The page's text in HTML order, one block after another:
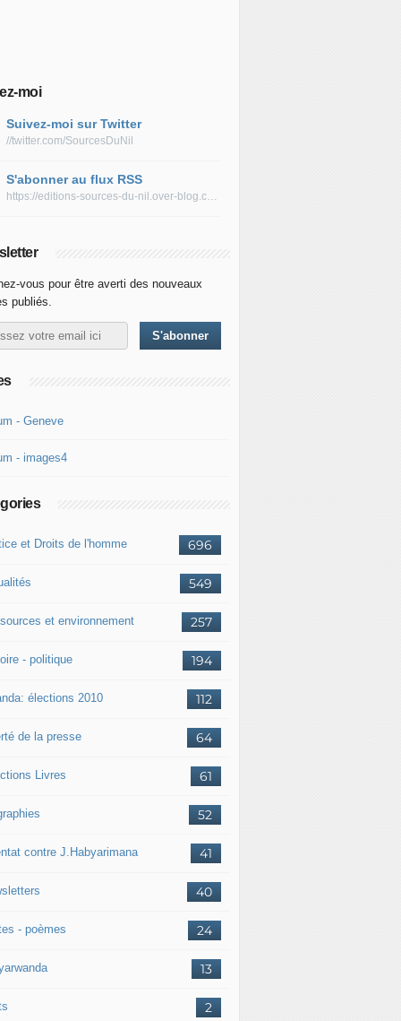
moi
Suivez-moi sur Twitter
//twitter.com/SourcesDuNil
S'abonner au flux RSS
https://editions-sources-du-nil.over-blog.com/rss
vous pour être averti des nouveaux
publiés.
- Geneve
- images4
696
et Droits de l'homme
549
257
et environnement
194
- politique
112
élections 2010
64
de la presse
61
Livres
52
41
contre J.Habyarimana
40
24
- poèmes
13
2